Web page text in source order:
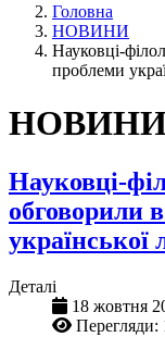
Головна
НОВИНИ
Науковці-
проблеми
Науковці-
обговорили
української
Деталі
18 жовтня
Перегляди: